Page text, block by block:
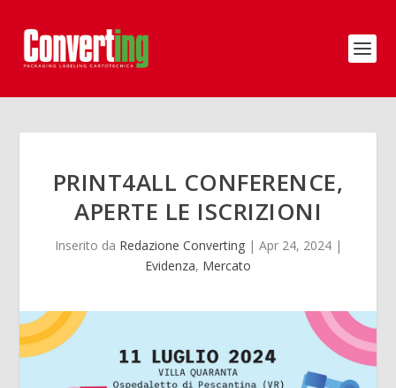
PRINT4ALL CONFERENCE,
APERTE LE ISCRIZIONI
Inserito da Redazione Converting| Apr 24, 2024|
Evidenza, Mercato